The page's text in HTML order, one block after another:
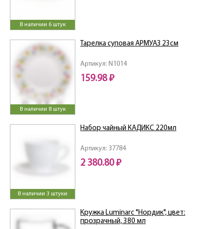
В наличии 6 штук
В наличии 8 штук
Артикул: N1014
Тарелка суповая АРМУАЗ 23см
159.98 ₽
В наличии 3 штуки
Артикул: 37784
Набор чайный КАДИКС 220мл
2 380.80 ₽
Кружка Luminarc "Нордик", цвет:
прозрачный, 380 мл